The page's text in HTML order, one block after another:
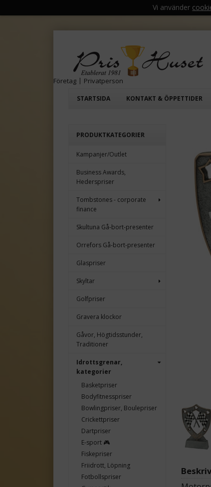
Vi använder
STARTSIDA KONTAKT & ÖPPETTIDER
Företag | Privatperson
PRODUKTKATEGORIER
Kampanjer/Outlet
Business Awards,
Hederspriser
Tombstones - corporate
finance
Skultuna Gå-bort-presenter
Orrefors Gå-bort-presenter
Glaspriser
Skyltar
Golfpriser
Gravera klockor
Gåvor, Högtidsstunder,
Traditioner
Idrottsgrenar,
kategorier
Basketpriser
Bodyfitnesspriser
Bowlingpriser, Boulepriser
Crickettpriser
Dartpriser
E-sport 🎮
Fiskepriser
Friidrott, Löpning
Fotbollspriser